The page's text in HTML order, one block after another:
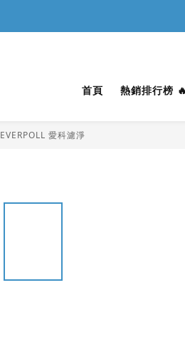
首頁 熱銷排行榜
EVERPOLL 愛科濾淨